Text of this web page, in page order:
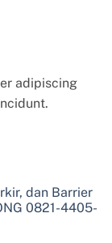
adipiscing
dan Barrier
0821-4405-